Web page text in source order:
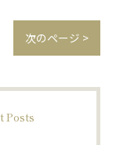
次のページ >
Posts